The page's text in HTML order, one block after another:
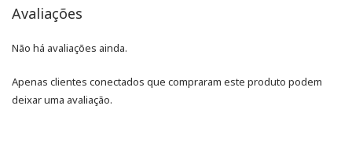
Avaliações
Não há avaliações ainda.
Apenas clientes conectados que compraram este produto podem
deixar uma avaliação.